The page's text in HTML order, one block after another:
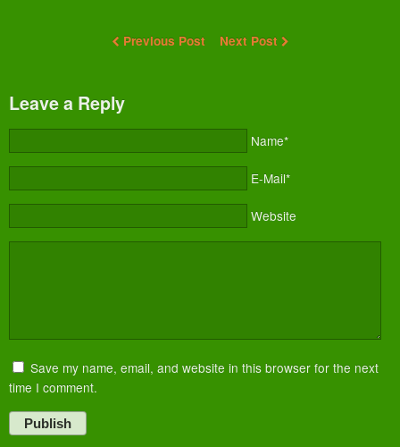
Previous Post Next Post
Leave a Reply
Name*
E-Mail*
Website
Save my name, email, and website in this browser for the next
time I comment.
Publish